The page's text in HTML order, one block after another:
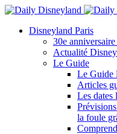
Disneyland Paris
30e
Actualité
Le Guide
Le Guide
Articles
Les dates
la foule